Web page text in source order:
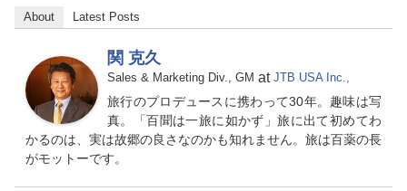
About Latest Posts
関 克久
Sales & Marketing Div., GM at JTB USA Inc.,
旅行のプロデュースに携わって30年。趣味は写
真。「百聞は一旅に如かず」旅に出て初めてわ
かるのは、実は故郷の良さなのかも知れません。旅は百薬の長
がモットーです。